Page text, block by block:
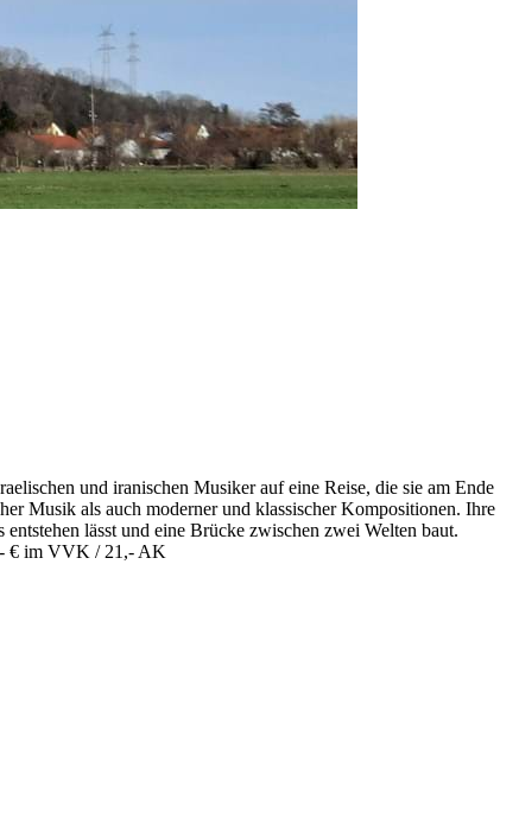
und iranischen Musiker auf eine Reise, die sie am Ende
Musik als auch moderner und klassischer Kompositionen. Ihre
lässt und eine Brücke zwischen zwei Welten baut.
€ im VVK / 21,- AK